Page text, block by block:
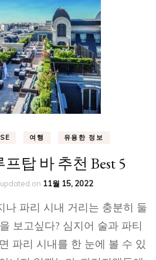
여행 유용한 정보
탑 바 추천 Best 5
updated on 11월 15, 2022
나 파리 시내 거리는 충분히 둘
보고싶다? 심지어 술과 파티
파리 시내를 한 눈에 볼 수 있